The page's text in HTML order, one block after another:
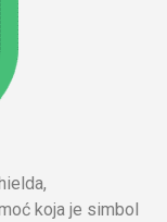
koja je simbol